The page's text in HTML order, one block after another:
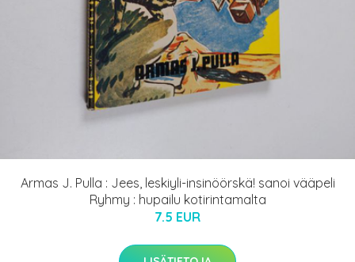
Armas J. Pulla : Jees, leskiyli-insinöörskä! sanoi vääpeli
Ryhmy : hupailu kotirintamalta
7.5 EUR